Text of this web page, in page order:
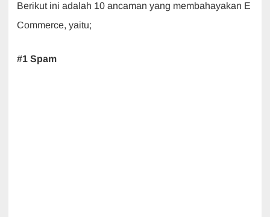
Berikut ini adalah 10 ancaman yang membahayakan E
Commerce, yaitu;
#1 Spam